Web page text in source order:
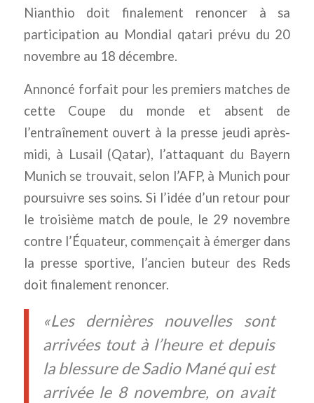
Nianthio doit finalement renoncer à sa
participation au Mondial qatari prévu du 20
novembre au 18 décembre.
Annoncé forfait pour les premiers matches de
cette Coupe du monde et absent de
l’entraînement ouvert à la presse jeudi après-
midi, à Lusail (Qatar), l’attaquant du Bayern
Munich se trouvait, selon l’AFP, à Munich pour
poursuivre ses soins. Si l’idée d’un retour pour
le troisième match de poule, le 29 novembre
contre l’Équateur, commençait à émerger dans
la presse sportive, l’ancien buteur des Reds
doit finalement renoncer.
«Les dernières nouvelles sont
arrivées tout à l’heure et depuis
la blessure de Sadio Mané qui est
arrivée le 8 novembre, on avait